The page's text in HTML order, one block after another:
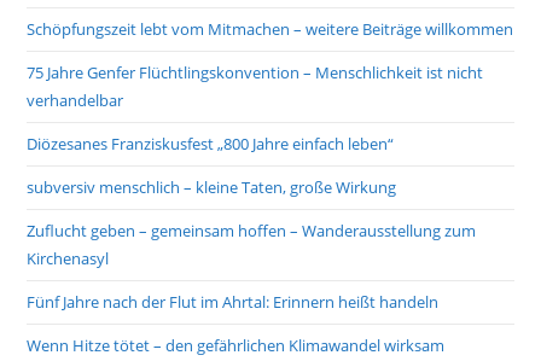
Schöpfungszeit lebt vom Mitmachen – weitere Beiträge willkommen
75 Jahre Genfer Flüchtlingskonvention – Menschlichkeit ist nicht
verhandelbar
Diözesanes Franziskusfest „800 Jahre einfach leben“
subversiv menschlich – kleine Taten, große Wirkung
Zuflucht geben – gemeinsam hoffen – Wanderausstellung zum
Kirchenasyl
Fünf Jahre nach der Flut im Ahrtal: Erinnern heißt handeln
Wenn Hitze tötet – den gefährlichen Klimawandel wirksam